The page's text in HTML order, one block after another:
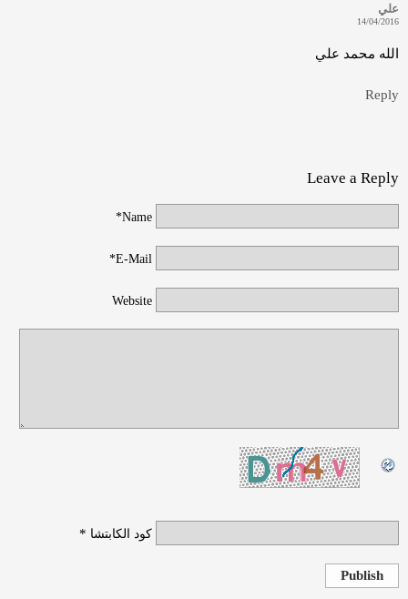
علي
14/04/2016
الله محمد علي
Reply
Leave a Reply
Name*
E-Mail*
Website
كود الكابتشا *
Publish